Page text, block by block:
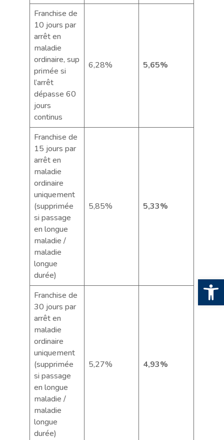
Franchise de
10 jours par
arrêt en
maladie
ordinaire, sup
primée si
l’arrêt
dépasse 60
jours
continus
6,28% 5,65%
Franchise de
15 jours par
arrêt en
maladie
ordinaire
uniquement
(supprimée
si passage
en longue
maladie /
maladie
longue
durée)
5,85% 5,33%
Franchise de
30 jours par
arrêt en
maladie
ordinaire
uniquement
(supprimée
si passage
en longue
maladie /
maladie
longue
durée)
5,27% 4,93%